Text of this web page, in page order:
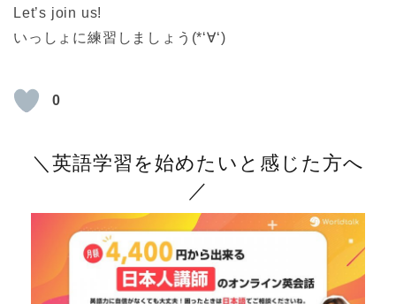
Let’s join us!
いっしょに練習しましょう(*‘∀‘)
0
＼英語学習を始めたいと感じた方へ
／